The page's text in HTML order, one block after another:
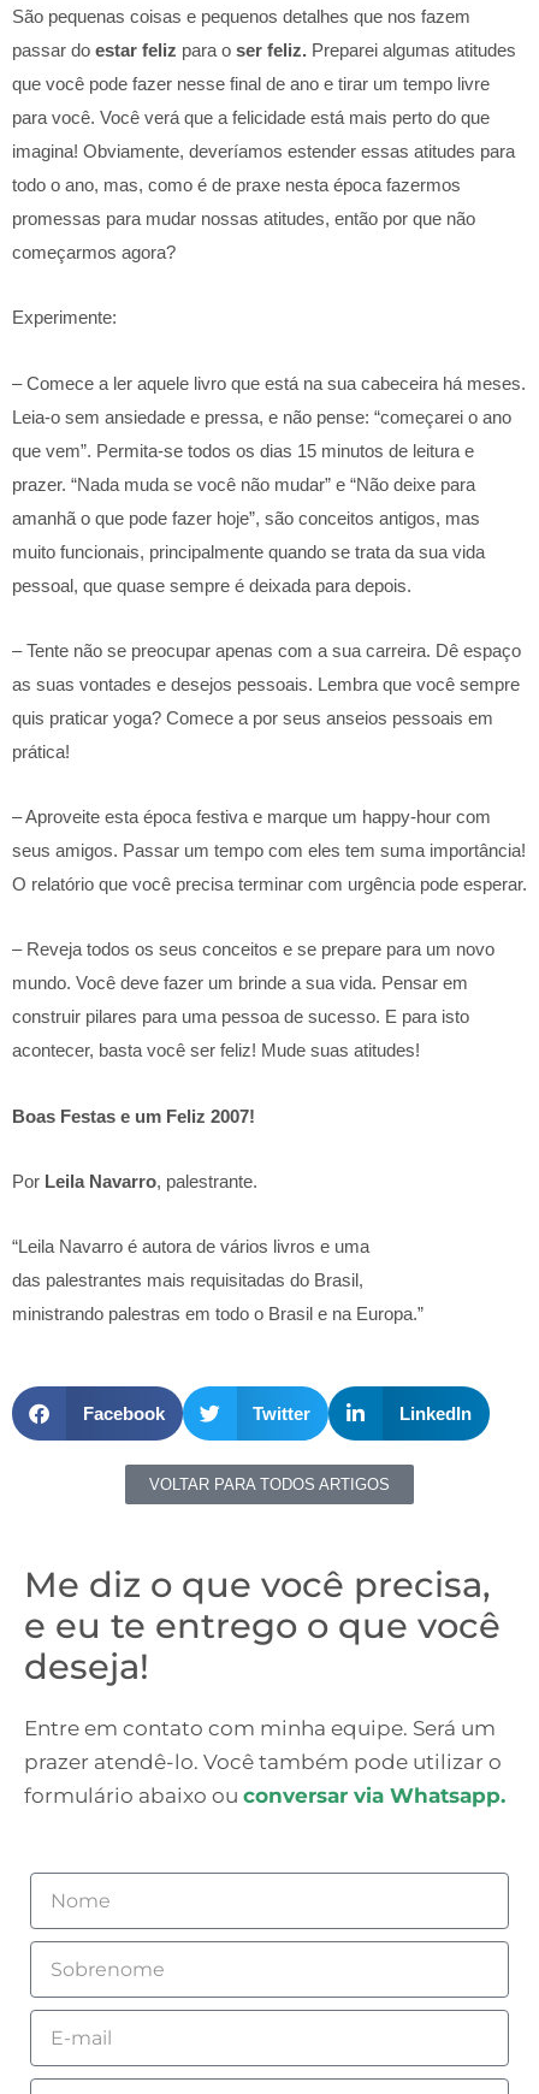
São pequenas coisas e pequenos detalhes que nos fazem
passar do estar feliz para o ser feliz. Preparei algumas atitudes
que você pode fazer nesse final de ano e tirar um tempo livre
para você. Você verá que a felicidade está mais perto do que
imagina! Obviamente, deveríamos estender essas atitudes para
todo o ano, mas, como é de praxe nesta época fazermos
promessas para mudar nossas atitudes, então por que não
começarmos agora?
Experimente:
– Comece a ler aquele livro que está na sua cabeceira há meses.
Leia-o sem ansiedade e pressa, e não pense: “começarei o ano
que vem”. Permita-se todos os dias 15 minutos de leitura e
prazer. “Nada muda se você não mudar” e “Não deixe para
amanhã o que pode fazer hoje”, são conceitos antigos, mas
muito funcionais, principalmente quando se trata da sua vida
pessoal, que quase sempre é deixada para depois.
– Tente não se preocupar apenas com a sua carreira. Dê espaço
as suas vontades e desejos pessoais. Lembra que você sempre
quis praticar yoga? Comece a por seus anseios pessoais em
prática!
– Aproveite esta época festiva e marque um happy-hour com
seus amigos. Passar um tempo com eles tem suma importância!
O relatório que você precisa terminar com urgência pode esperar.
– Reveja todos os seus conceitos e se prepare para um novo
mundo. Você deve fazer um brinde a sua vida. Pensar em
construir pilares para uma pessoa de sucesso. E para isto
acontecer, basta você ser feliz! Mude suas atitudes!
Boas Festas e um Feliz 2007!
Por Leila Navarro, palestrante.
“Leila Navarro é autora de vários livros e uma
das palestrantes mais requisitadas do Brasil,
ministrando palestras em todo o Brasil e na Europa.”
Facebook Twitter LinkedIn
VOLTAR PARA TODOS ARTIGOS
Me diz o que você precisa,
e eu te entrego o que você
deseja!
Entre em contato com minha equipe. Será um
prazer atendê-lo. Você também pode utilizar o
formulário abaixo ou conversar via Whatsapp.
Nome
Sobrenome
Email